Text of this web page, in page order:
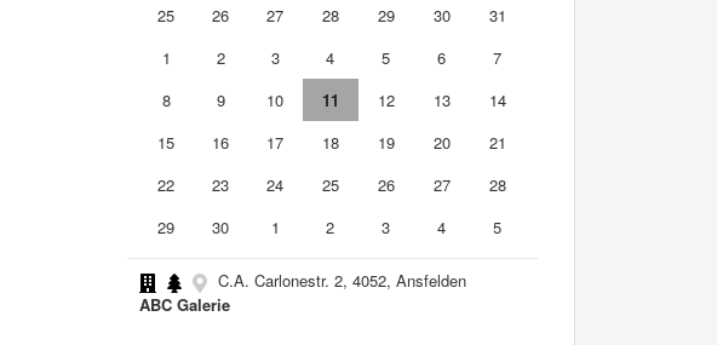
25
26 27 28 29 30
31
1
2 3 4 5 6
7
8
9 10 11 12 13
14
15
16 17 18 19 20
21
22
23 24 25 26 27
28
29
30 1 2 3 4 5
C.A. Carlonestr. 2, 4052, Ansfelden
ABC Galerie